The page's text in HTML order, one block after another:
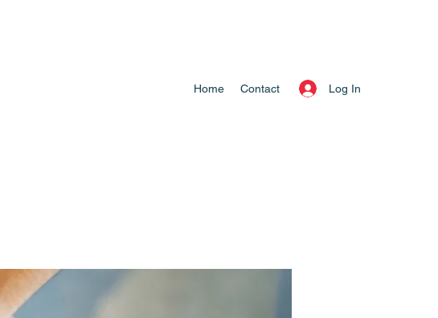
Log In
Home Contact